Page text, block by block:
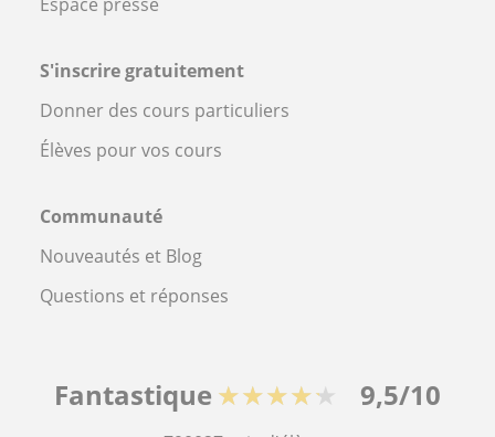
S'inscrire gratuitement
Donner des cours particuliers
Élèves pour vos cours
Communauté
Nouveautés et Blog
Questions et réponses
Fantastique ★★★★★ 9,5/10